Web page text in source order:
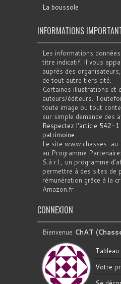
La boussole
INFORMATIONS
Les informations
titre indicatif. Il vous
auprès des
de tout autre tiers cité.
Certaines illustrations
auteurs/éditeurs.
toute image ou tout
sur simple demande des
Respectez l'article 542-1
patrimoine.
Le site www.chasses-
au Programme
S.à r.l., un programme
permettre à des sites de
rémunération grâce à la
Amazon.fr
CONNEXION
Bienvenue ChAT
Votre